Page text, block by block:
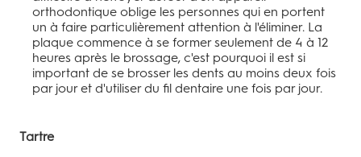
orthodontique oblige les personnes qui en portent
un à faire particulièrement attention à l'éliminer. La
plaque commence à se former seulement de 4 à 12
heures après le brossage, c'est pourquoi il est si
important de se brosser les dents au moins deux fois
par jour et d'utiliser du fil dentaire une fois par jour.
Tartre